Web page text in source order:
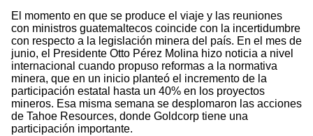
El momento en que se produce el viaje y las reuniones
con ministros guatemaltecos coincide con la incertidumbre
con respecto a la legislación minera del país. En el mes de
junio, el Presidente Otto Pérez Molina hizo noticia a nivel
internacional cuando propuso reformas a la normativa
minera, que en un inicio planteó el incremento de la
participación estatal hasta un 40% en los proyectos
mineros. Esa misma semana se desplomaron las acciones
de Tahoe Resources, donde Goldcorp tiene una
participación importante.